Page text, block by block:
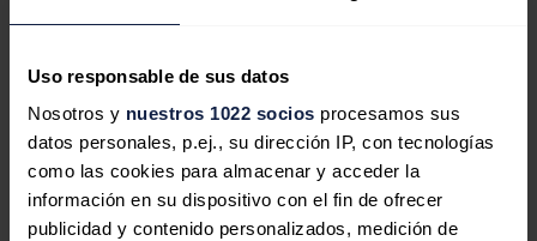
Uso responsable de sus datos
Nosotros y nuestros 1022 socios procesamos sus
datos personales, p.ej., su dirección IP, con tecnologías
como las cookies para almacenar y acceder la
información en su dispositivo con el fin de ofrecer
publicidad y contenido personalizados, medición de
El redactor recomienda
El Ejecutivo considera
"extraordinario" el trabajo de Red
Eléctrica y de Corredor en el apagón